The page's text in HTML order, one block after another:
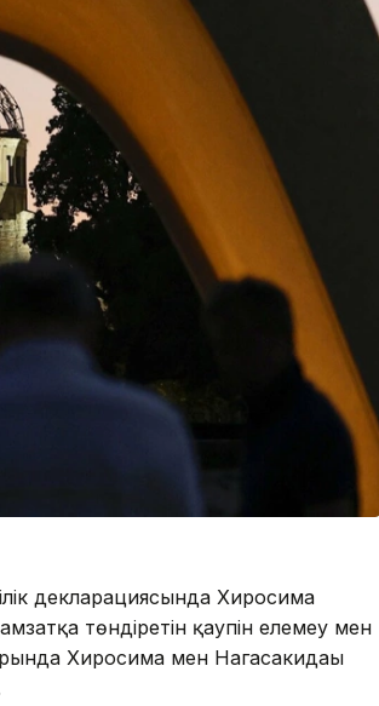
декларациясында Хиросима
төндіретін қаупін елемеу мен
Хиросима мен Нагасакидағы